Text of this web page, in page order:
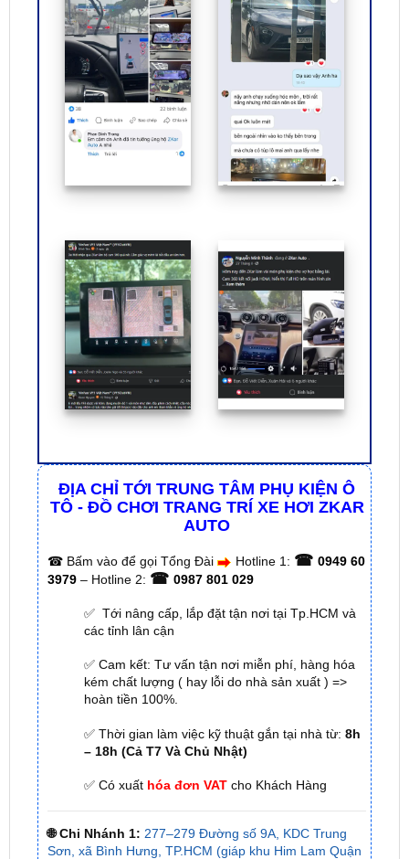
ĐỊA CHỈ TỚI TRUNG TÂM PHỤ KIỆN Ô
TÔ - ĐỒ CHƠI TRANG TRÍ XE HƠI ZKAR
AUTO
☎Bấm vào để gọi Tổng Đài Hotline 1: ☎ 0949 60
3979 – Hotline 2: ☎ 0987 801 029
✅ Tới nâng cấp, lắp đặt tận nơi tại Tp.HCM và
các tỉnh lân cận
✅ Cam kết: Tư vấn tận nơi miễn phí, hàng hóa
kém chất lượng ( hay lỗi do nhà sản xuất ) =>
hoàn tiền 100%.
✅ Thời gian làm việc kỹ thuật gắn tại nhà từ: 8h
– 18h (Cả T7 Và Chủ Nhật)
✅ Có xuất hóa đơn VATcho Khách Hàng
🌐 Chi Nhánh 1: 277–279 Đường số 9A, KDC Trung
Sơn, xã Bình Hưng, TP.HCM (giáp khu Him Lam Quận